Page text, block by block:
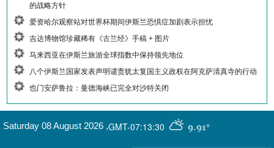
的战略方针
爱资哈尔观察站对世界杯期间伊斯兰恐惧症加剧表示担忧
吉达博物馆珍藏稀有《古兰经》手稿 + 图片
马来西亚在伊斯兰旅游全球指数中保持领先地位
八个伊斯兰国家发表声明谴责犹太复国主义政权在阿克萨清真寺的行动
也门安萨鲁拉：曼德海峡已完全对沙特关闭
GMT-07:13:30 9.91°
Saturday 08 August 2026 ,